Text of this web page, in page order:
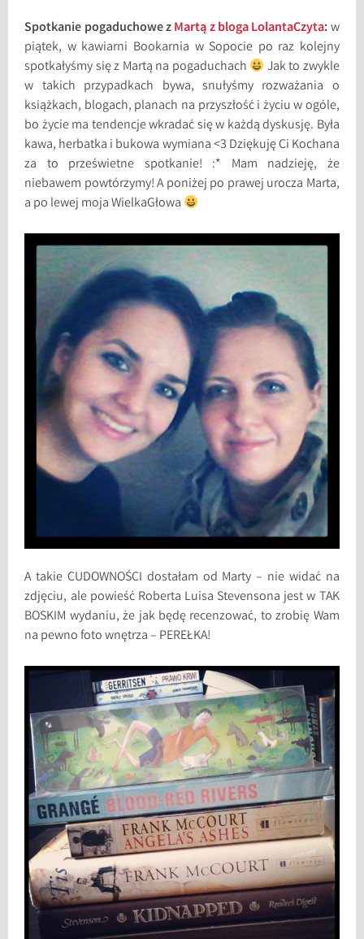
Spotkanie pogaduchowe zMartąz bloga LolantaCzyta:w
piątek, w kawiarni Bookarnia w Sopocie po raz kolejny
spotkałyśmy się z Martą na pogaduchach
Jak to zwykle
w takich przypadkach bywa, snułyśmy rozważania o
książkach, blogach, planach na przyszłość i życiu w ogóle,
bo życie ma tendencje wkradać się w każdą dyskusję. Była
kawa, herbatka i bukowa wymiana <3 Dziękuję Ci Kochana
za to prześwietne spotkanie! :* Mam nadzieję, że
niebawem powtórzymy! A poniżej po prawej urocza Marta,
a po lewej moja WielkaGłowa
A takie CUDOWNOŚCI dostałam od Marty – nie widać na
zdjęciu, ale powieść Roberta Luisa Stevensona jest w TAK
BOSKIM wydaniu, że jak będę recenzować, to zrobię Wam
na pewno foto wnętrza – PEREŁKA!